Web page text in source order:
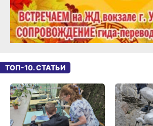
ТОП-10. СТАТЬИ